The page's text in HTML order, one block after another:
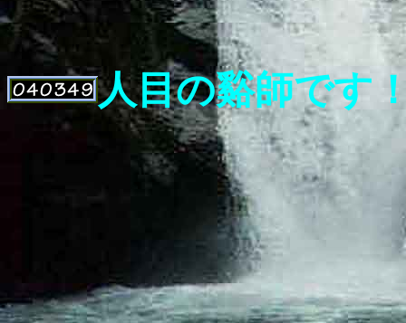
あ
人目の谿師です